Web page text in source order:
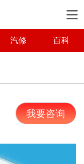
汽修 百科
我要咨询